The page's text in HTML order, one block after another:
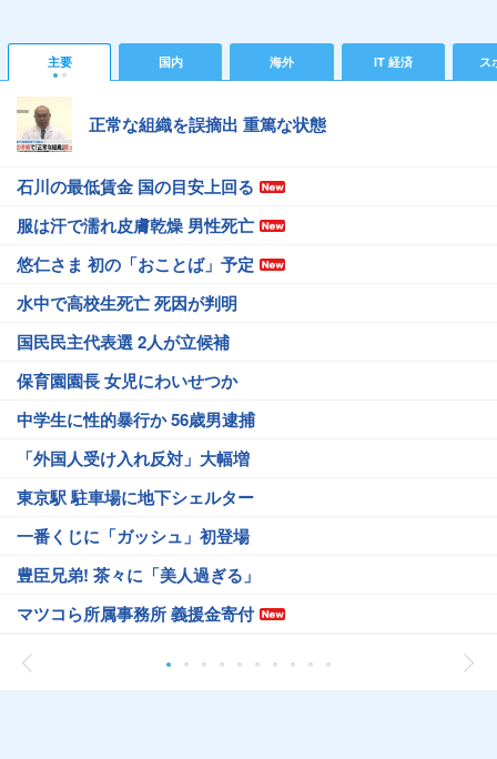
主要 国内 海外 IT 経済 ス
正常な組織を誤摘出 重篤な状態
石川の最低賃金 国の目安上回る
服は汗で濡れ皮膚乾燥 男性死亡
悠仁さま 初の「おことば」予定
水中で高校生死亡 死因が判明
国民民主代表選 2人が立候補
保育園園長 女児にわいせつか
中学生に性的暴行か 56歳男逮捕
「外国人受け入れ反対」大幅増
東京駅 駐車場に地下シェルター
一番くじに「ガッシュ」初登場
豊臣兄弟! 茶々に「美人過ぎる」
マツコら所属事務所 義援金寄付